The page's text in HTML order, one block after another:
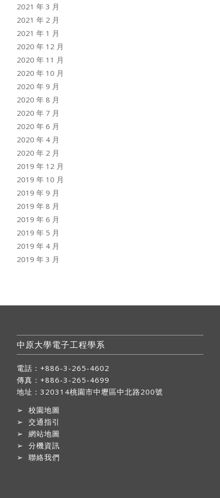
2021 年 3 月
2021 年 2 月
2021 年 1 月
2020 年 12 月
2020 年 11 月
2020 年 10 月
2020 年 9 月
2020 年 8 月
2020 年 7 月
2020 年 6 月
2020 年 4 月
2020 年 2 月
2019 年 12 月
2019 年 10 月
2019 年 9 月
2019 年 8 月
2019 年 6 月
2019 年 5 月
2019 年 4 月
2019 年 3 月
中原大學電子工程學系
電話：+886-3-265-4602
傳真：+886-3-265-4699
地址： 320314桃園市中壢區中北路200號
➢ 校園地圖
➢ 交通指引
➢ 網站地圖
➢ 分機資訊
➢ 聯絡我們